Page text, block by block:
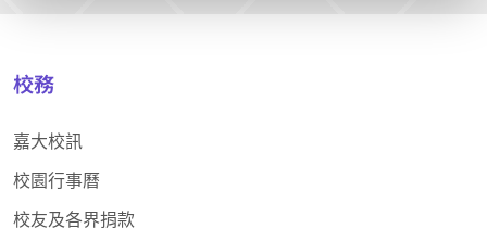
校務
嘉大校訊
校園行事曆
校友及各界捐款